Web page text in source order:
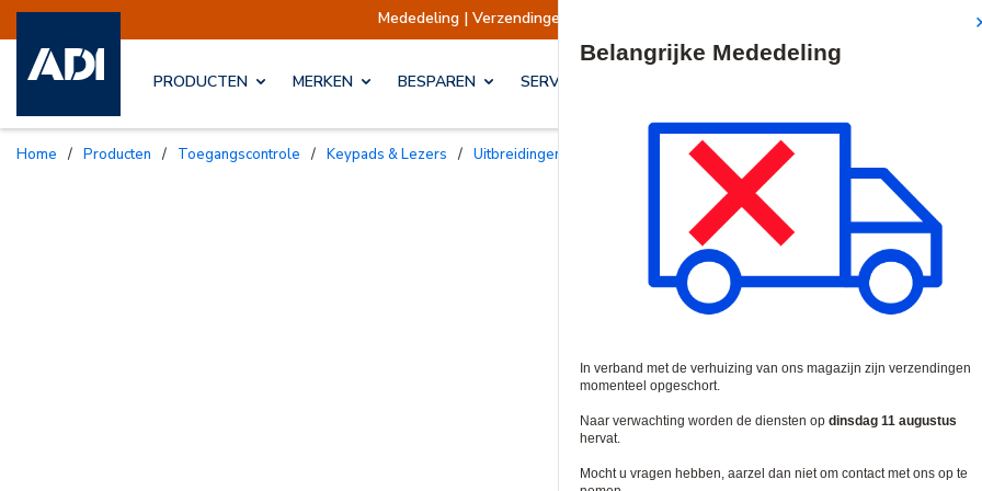
Mededeling | Verzendingen opgeschort Verzendingen worden op
PRODUCTEN MERKEN BESPAREN SERVICES & OPLOSSINGEN
Home / Producten / Toegangscontrole / Keypads & Lezers / Uitbreidingen voor Lezers